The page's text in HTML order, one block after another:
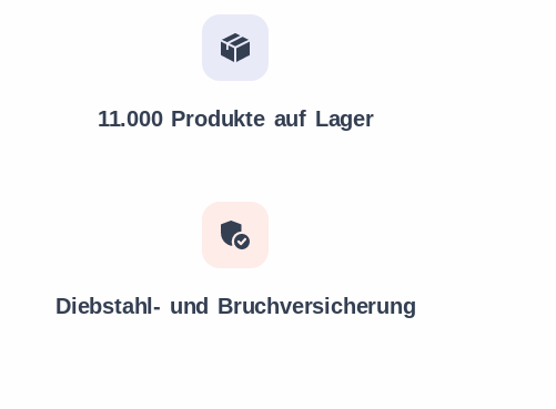
11.000 Produkte auf Lager
Diebstahl- und Bruchversicherung